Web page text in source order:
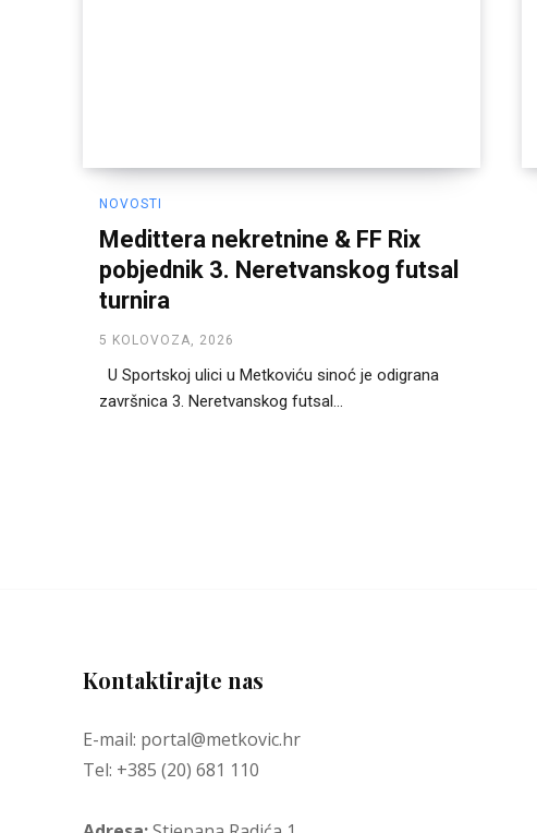
NOVOSTI
Medittera nekretnine & FF Rix
pobjednik 3. Neretvanskog futsal
turnira
5 KOLOVOZA, 2026
U Sportskoj ulici u Metkoviću sinoć je odigrana
završnica 3. Neretvanskog futsal...
Kontaktirajte nas
E-mail: portal@metkovic.hr
Tel: +385 (20) 681 110